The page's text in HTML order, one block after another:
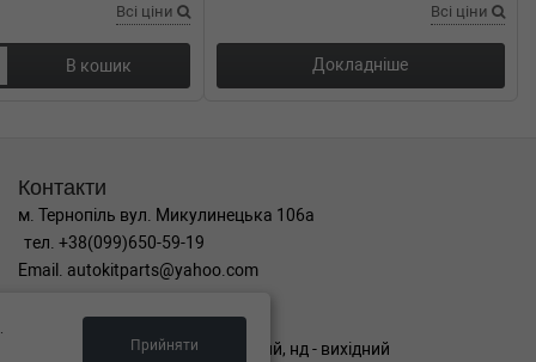
Всі ціни
В кошик
Всі ціни
Докладніше
Контакти
м. Тернопіль вул. Микулинецька 106а
тел. +38(099)650-59-19
Email. autokitparts@yahoo.com
Графік роботи
пн-пт з 9:00 до 17:00, сб - вихідний, нд - вихідний
Прийняти